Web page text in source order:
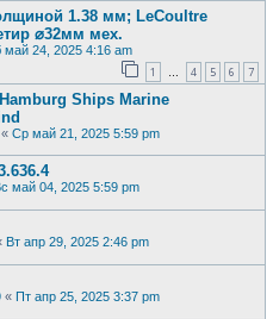
1.38 мм; LеСоultre
⌀32мм мех.
май 24, 2025 4:16 am
1 … 4 5 6 7
Ships Marine
« Ср май 21, 2025 5:59 pm
май 04, 2025 5:59 pm
Вт апр 29, 2025 2:46 pm
« Пт апр 25, 2025 3:37 pm